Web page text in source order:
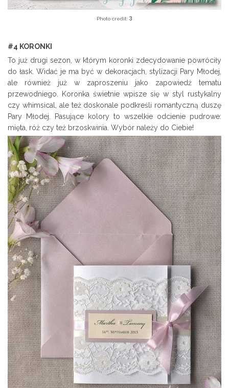
Photo credit: 3
#4 KORONKI
To już drugi sezon, w którym koronki zdecydowanie powróciły
do łask. Widać je ma być w dekoracjach, stylizacji Pary Młodej,
ale również już w zaproszeniu jako zapowiedź tematu
przewodniego. Koronka świetnie wpisze się w styl rustykalny
czy whimsical, ale też doskonale podkreśli romantyczną duszę
Pary Młodej. Pasujące kolory to wszelkie odcienie pudrowe:
mięta, róż czy też brzoskwinia. Wybór należy do Ciebie!